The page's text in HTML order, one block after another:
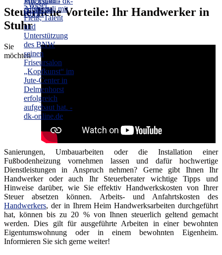
Steuerliche Vorteile: Ihr Handwerker in
Stuhr
Sie
möchten
Sanierungen, Umbauarbeiten oder die Installation einer
Fußbodenheizung vornehmen lassen und dafür hochwertige
Dienstleistungen in Anspruch nehmen? Gerne gibt Ihnen Ihr
Handwerker oder auch Ihr Steuerberater wichtige Tipps und
Hinweise darüber, wie Sie effektiv Handwerkskosten von Ihrer
Steuer absetzen können. Arbeits- und Anfahrtskosten des
Handwerkers, der in Ihrem Heim Handwerksarbeiten durchgeführt
hat, können bis zu 20 % von Ihnen steuerlich geltend gemacht
werden. Dies gilt für ausgeführte Arbeiten in einer bewohnten
Eigentumswohnung oder in einem bewohnten Eigenheim.
Informieren Sie sich gerne weiter!